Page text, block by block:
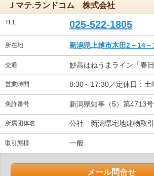
Ｊマテ.ランドコム 株式会社
TEL 025-522-1805
所在地 新潟県上越市木田2－14－
交通 妙高はねうまライン「春
営業時間 8:30～17:30／定休日：土
免許番号 新潟県知事（5）第4713号
所属団体名 公社 新潟県宅地建物取
取引態様 一般
メール問合せ